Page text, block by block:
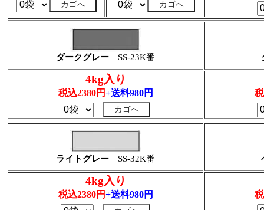
ダークグレー SS-23K番
4kg入り
税込2380円+送料980円
ライトグレー SS-32K番
4kg入り
税込2380円+送料980円